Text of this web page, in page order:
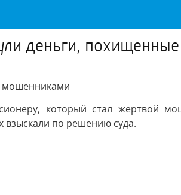
деньги,
мошенниками
который стал жертвой
взыскали по решению суда.